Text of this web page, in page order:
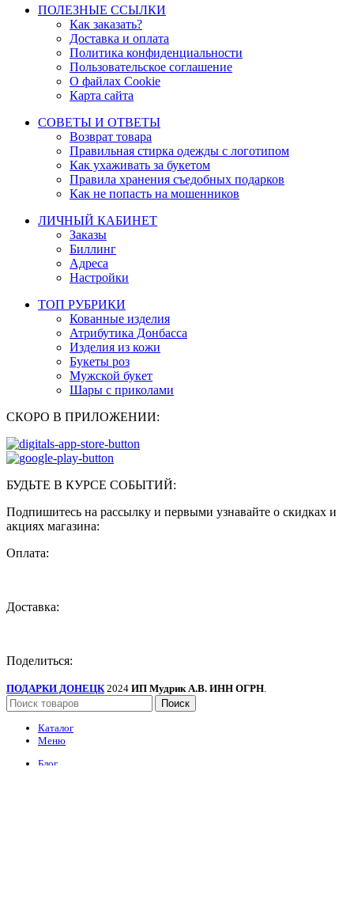
ПОЛЕЗНЫЕ ССЫЛКИ
Как заказать?
Доставка и оплата
Политика конфиденциальности
Пользовательское соглашение
О файлах Cookie
Карта сайта
СОВЕТЫ И ОТВЕТЫ
Возврат товара
Правильная стирка одежды с логотипом
Как ухаживать за букетом
Правила хранения съедобных подарков
Как не попасть на мошенников
ЛИЧНЫЙ КАБИНЕТ
Заказы
Биллинг
Адреса
Настройки
ТОП РУБРИКИ
Кованные изделия
Атрибутика Донбасса
Изделия из кожи
Букеты роз
Мужской букет
Шары с приколами
СКОРО В ПРИЛОЖЕНИИ:
БУДЬТЕ В КУРСЕ СОБЫТИЙ:
Подпишитесь на рассылку и первыми узнавайте о скидках и
акциях магазина:
Оплата:
Доставка:
Поделиться:
ПОДАРКИ ДОНЕЦК 2024 ИП Мудрик А.В. ИНН ОГРН
Поиск
Каталог
Меню
Блог